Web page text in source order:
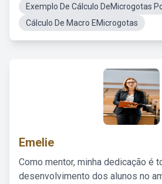
Exemplo De Cálculo DeMicrogotas
Cálculo De Macro EMicrogotas
Emelie
Como mentor, minha dedicação é
desenvolvimento dos alunos no